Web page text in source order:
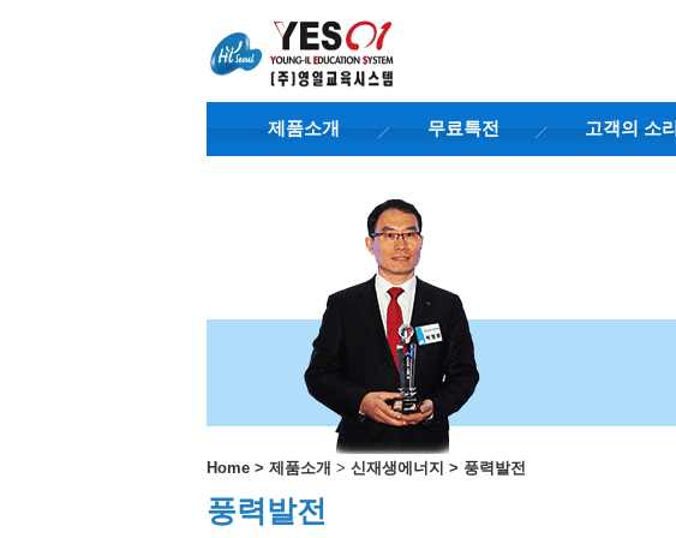
제품소개 무료특전 고객의 소리
Home > 제품소개 > 신재생에너지 > 풍력발전
풍력발전